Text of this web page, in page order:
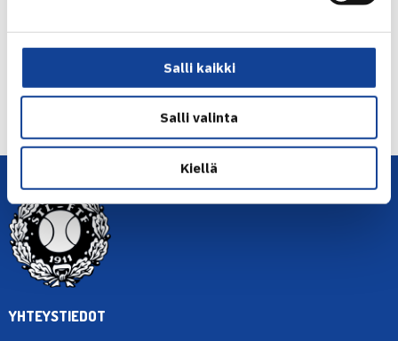
Salli kaikki
Salli valinta
Kiellä
Seuraava uutinen: H.Kontisella ja Draganjalla…
YHTEYSTIEDOT